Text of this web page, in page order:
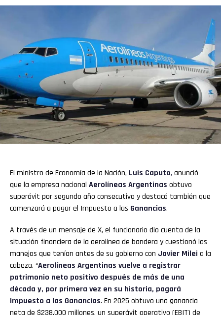
El ministro de Economía de la Nación, Luis Caputo, anunció
que la empresa nacional Aerolíneas Argentinas obtuvo
superávit por segundo año consecutivo y destacó también que
comenzará a pagar el Impuesto a las Ganancias.
A través de un mensaje de X, el funcionario dio cuenta de la
situación financiera de la aerolínea de bandera y cuestionó los
manejos que tenían antes de su gobierno con Javier Milei a la
cabeza. “Aerolíneas Argentinas vuelve a registrar
patrimonio neto positivo después de más de una
década y, por primera vez en su historia, pagará
Impuesto a las Ganancias. En 2025 obtuvo una ganancia
neta de $238.000 millones, un superávit operativo (EBIT) de